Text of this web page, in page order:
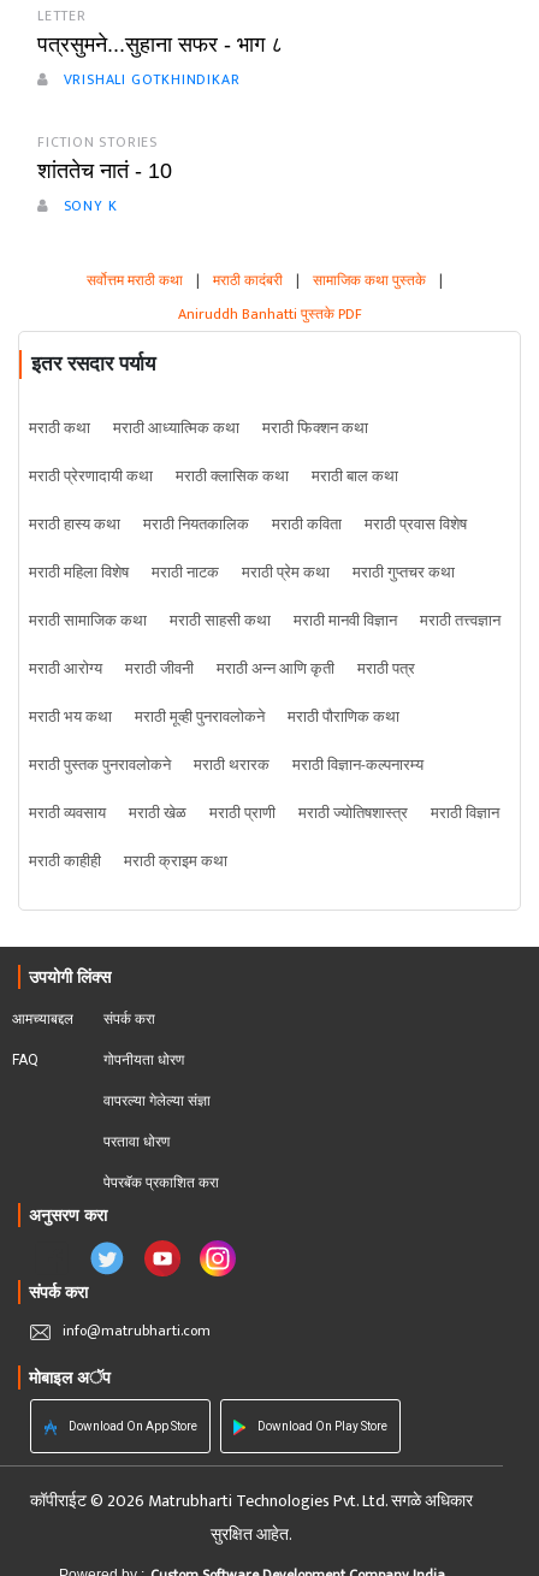
LETTER
पत्रसुमने...सुहाना सफर - भाग ८
VRISHALI GOTKHINDIKAR
FICTION STORIES
शांततेच नातं - 10
SONY K
सर्वोत्तम मराठी कथा | मराठी कादंबरी | सामाजिक कथा पुस्तके |
Aniruddh Banhatti पुस्तके PDF
इतर रसदार पर्याय
मराठी कथा मराठी आध्यात्मिक कथा
मराठी फिक्शन कथा
मराठी प्रेरणादायी कथा
मराठी क्लासिक कथा
मराठी बाल कथा
मराठी हास्य कथा
मराठी नियतकालिक मराठी कविता
मराठी प्रवास विशेष
मराठी महिला विशेष
मराठी नाटक मराठी प्रेम कथा
मराठी गुप्तचर कथा
मराठी सामाजिक कथा
मराठी साहसी कथा मराठी मानवी विज्ञान
मराठी तत्त्वज्ञान
मराठी आरोग्य
मराठी जीवनी मराठी अन्न आणि कृती
मराठी पत्र
मराठी भय कथा
मराठी मूव्ही पुनरावलोकने
मराठी पौराणिक कथा
मराठी पुस्तक पुनरावलोकने
मराठी थरारक
मराठी विज्ञान-कल्पनारम्य
मराठी व्यवसाय
मराठी खेळ मराठी प्राणी मराठी ज्योतिषशास्त्र
मराठी विज्ञान
मराठी काहीही
मराठी क्राइम कथा
उपयोगी लिंक्स
आमच्याबद्दल
FAQ
संपर्क करा
गोपनीयता धोरण
वापरल्या गेलेल्या संज्ञा
परतावा धोरण
पेपरबॅक प्रकाशित करा
अनुसरण करा
संपर्क करा
info@matrubharti.com
मोबाइल अॅप
Download On App Store Download On Play Store
कॉपीराईट © 2026 Matrubharti Technologies Pvt. Ltd. सगळे अधिकार
सुरक्षित आहेत.